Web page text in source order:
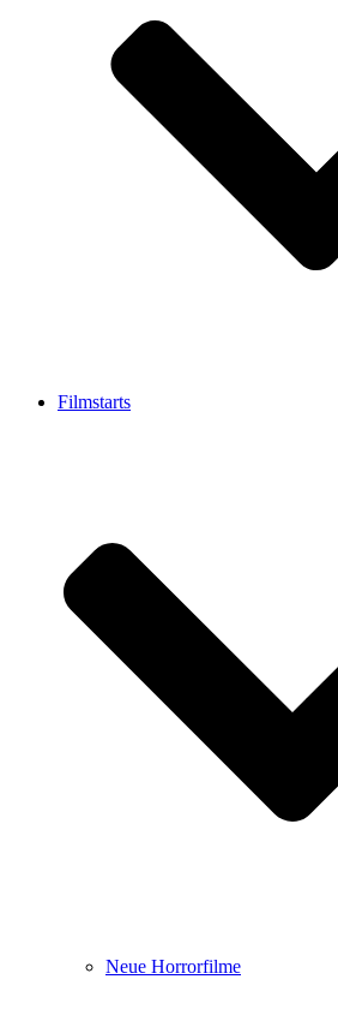
Filmstarts
Neue Horrorfilme